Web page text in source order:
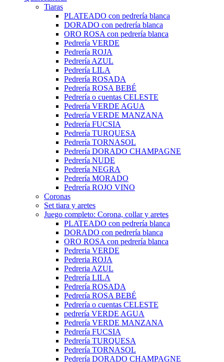
Tiaras
PLATEADO con pedrería blanca
DORADO con pedrería blanca
ORO ROSA con pedrería blanca
Pedrería VERDE
Pedrería ROJA
Pedrería AZUL
Pedrería LILA
Pedrería ROSADA
Pedrería ROSA BEBÉ
Pedrería o cuentas CELESTE
Pedrería VERDE AGUA
Pedrería VERDE MANZANA
Pedrería FUCSIA
Pedrería TURQUESA
Pedrería TORNASOL
Pedrería DORADO CHAMPAGNE
Pedrería NUDE
Pedrería NEGRA
Pedrería MORADO
Pedrería ROJO VINO
Coronas
Set tiara y aretes
Juego completo: Corona, collar y aretes
PLATEADO con pedrería blanca
DORADO con pedrería blanca
ORO ROSA con pedrería blanca
Pedreria VERDE
Pedreria ROJA
Pedreria AZUL
Pedrería LILA
Pedrería ROSADA
Pedrería ROSA BEBÉ
Pedrería o cuentas CELESTE
pedrería VERDE AGUA
Pedrería VERDE MANZANA
Pedrería FUCSIA
Pedrería TURQUESA
Pedrería TORNASOL
Pedrería DORADO CHAMPAGNE